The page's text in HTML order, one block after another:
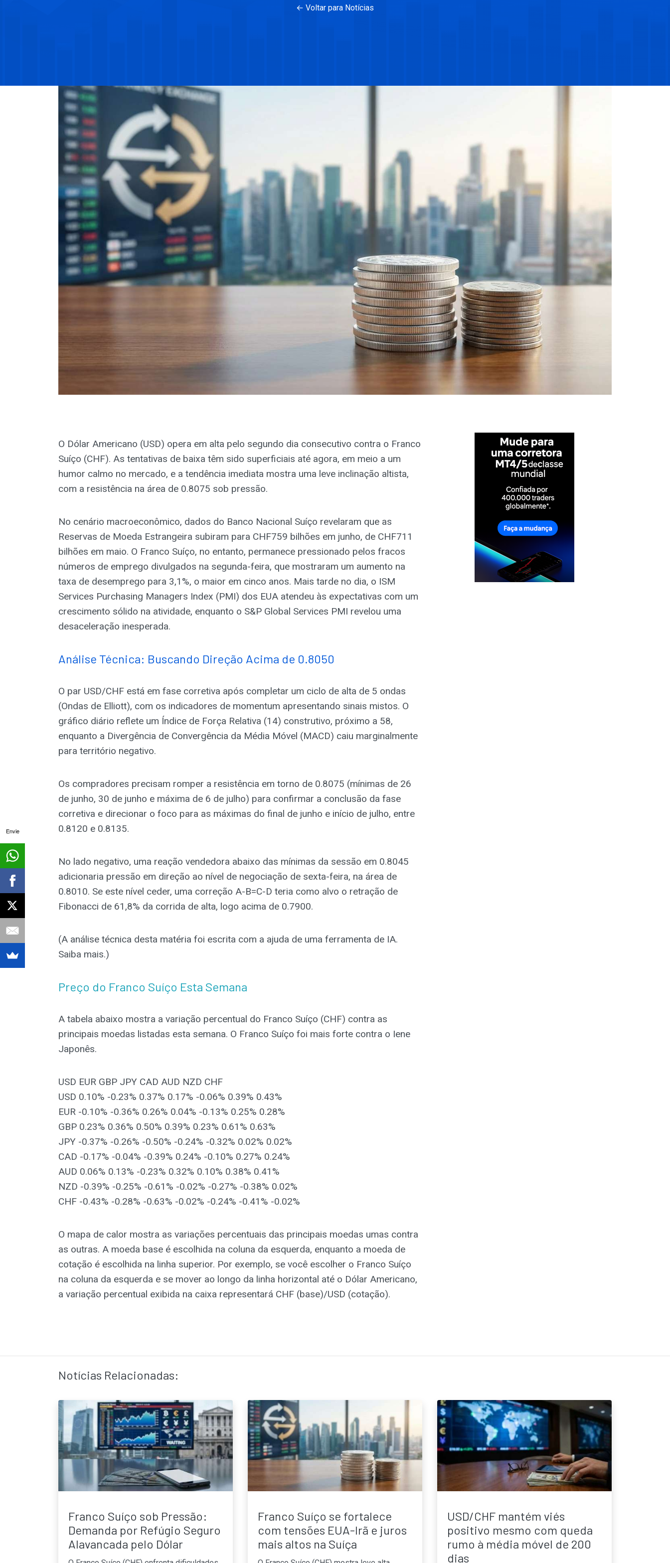
← Voltar para Notícias
O Dólar Americano (USD) opera em alta pelo segundo dia consecutivo contra o Franco
Suíço (CHF). As tentativas de baixa têm sido superficiais até agora, em meio a um
humor calmo no mercado, e a tendência imediata mostra uma leve inclinação altista,
com a resistência na área de 0.8075 sob pressão.
No cenário macroeconômico, dados do Banco Nacional Suíço revelaram que as
Reservas de Moeda Estrangeira subiram para CHF759 bilhões em junho, de CHF711
bilhões em maio. O Franco Suíço, no entanto, permanece pressionado pelos fracos
números de emprego divulgados na segunda-feira, que mostraram um aumento na
taxa de desemprego para 3,1%, o maior em cinco anos. Mais tarde no dia, o ISM
Services Purchasing Managers Index (PMI) dos EUA atendeu às expectativas com um
crescimento sólido na atividade, enquanto o S&P Global Services PMI revelou uma
desaceleração inesperada.
Análise Técnica: Buscando Direção Acima de 0.8050
O par USD/CHF está em fase corretiva após completar um ciclo de alta de 5 ondas
(Ondas de Elliott), com os indicadores de momentum apresentando sinais mistos. O
gráfico diário reflete um Índice de Força Relativa (14) construtivo, próximo a 58,
enquanto a Divergência de Convergência da Média Móvel (MACD) caiu marginalmente
para território negativo.
Os compradores precisam romper a resistência em torno de 0.8075 (mínimas de 26
de junho, 30 de junho e máxima de 6 de julho) para confirmar a conclusão da fase
corretiva e direcionar o foco para as máximas do final de junho e início de julho, entre
0.8120 e 0.8135.
No lado negativo, uma reação vendedora abaixo das mínimas da sessão em 0.8045
adicionaria pressão em direção ao nível de negociação de sexta-feira, na área de
0.8010. Se este nível ceder, uma correção A-B=C-D teria como alvo o retração de
Fibonacci de 61,8% da corrida de alta, logo acima de 0.7900.
(A análise técnica desta matéria foi escrita com a ajuda de uma ferramenta de IA.
Saiba mais.)
Preço do Franco Suíço Esta Semana
A tabela abaixo mostra a variação percentual do Franco Suíço (CHF) contra as
principais moedas listadas esta semana. O Franco Suíço foi mais forte contra o Iene
Japonês.
USD EUR GBP JPY CAD AUD NZD CHF
USD 0.10% -0.23% 0.37% 0.17% -0.06% 0.39% 0.43%
EUR -0.10% -0.36% 0.26% 0.04% -0.13% 0.25% 0.28%
GBP 0.23% 0.36% 0.50% 0.39% 0.23% 0.61% 0.63%
JPY -0.37% -0.26% -0.50% -0.24% -0.32% 0.02% 0.02%
CAD -0.17% -0.04% -0.39% 0.24% -0.10% 0.27% 0.24%
AUD 0.06% 0.13% -0.23% 0.32% 0.10% 0.38% 0.41%
NZD -0.39% -0.25% -0.61% -0.02% -0.27% -0.38% 0.02%
CHF -0.43% -0.28% -0.63% -0.02% -0.24% -0.41% -0.02%
O mapa de calor mostra as variações percentuais das principais moedas umas contra
as outras. A moeda base é escolhida na coluna da esquerda, enquanto a moeda de
cotação é escolhida na linha superior. Por exemplo, se você escolher o Franco Suíço
na coluna da esquerda e se mover ao longo da linha horizontal até o Dólar Americano,
a variação percentual exibida na caixa representará CHF (base)/USD (cotação).
Notícias Relacionadas:
Franco Suíço sob Pressão:
Demanda por Refúgio Seguro
Alavancada pelo Dólar
Franco Suíço se fortalece
com tensões EUA-Irã e juros
mais altos na Suíça
USD/CHF mantém viés
positivo mesmo com queda
rumo à média móvel de 200
dias
Envie